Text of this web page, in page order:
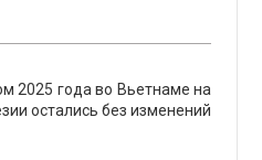
2025 года во Вьетнаме на
остались без изменений